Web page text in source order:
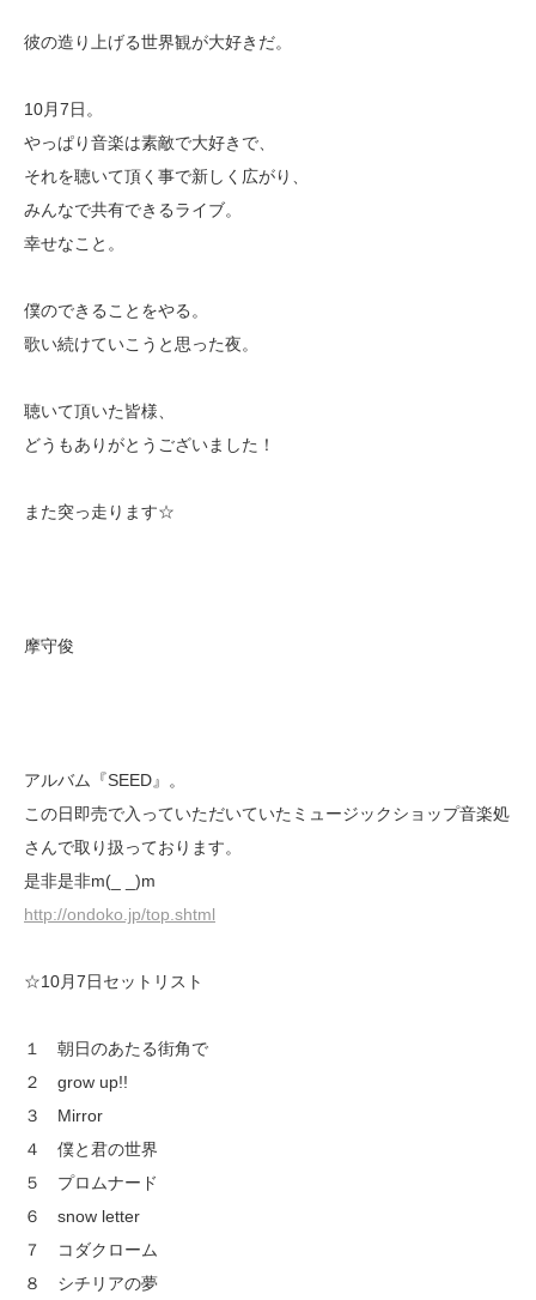
彼の造り上げる世界観が大好きだ。
10月7日。
やっぱり音楽は素敵で大好きで、
それを聴いて頂く事で新しく広がり、
みんなで共有できるライブ。
幸せなこと。
僕のできることをやる。
歌い続けていこうと思った夜。
聴いて頂いた皆様、
どうもありがとうございました！
また突っ走ります☆
摩守俊
アルバム『SEED』。
この日即売で入っていただいていたミュージックショップ音楽処
さんで取り扱っております。
是非是非m(_ _)m
http://ondoko.jp/top.shtml
☆10月7日セットリスト
１ 朝日のあたる街角で
２ grow up!!
３ Mirror
４ 僕と君の世界
５ プロムナード
６ snow letter
７ コダクローム
８ シチリアの夢